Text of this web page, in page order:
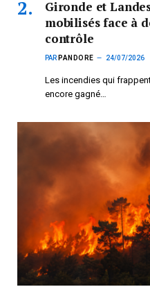
Gironde et
mobilisés face à
contrôle
PAR PANDORE 24/07/2026
Les incendies qui
encore gagné…